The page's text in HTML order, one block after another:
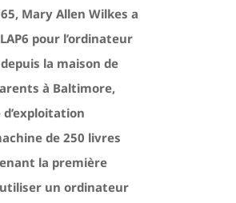
Mary Allen Wilkes a
pour l’ordinateur
la maison de
à Baltimore,
de 250 livres
la première
un ordinateur